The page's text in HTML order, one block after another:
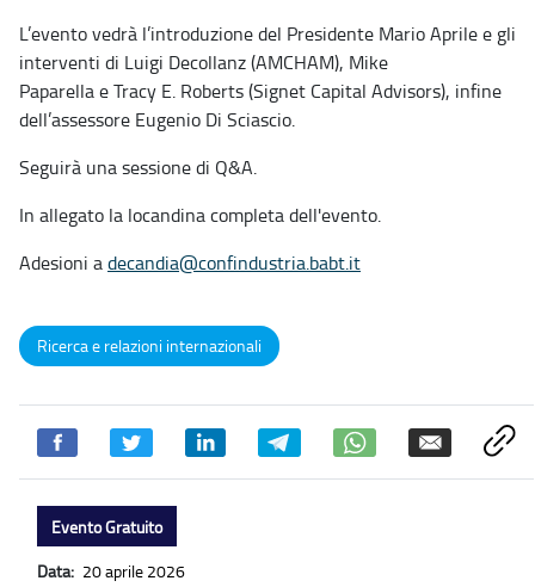
L’evento vedrà l’introduzione del Presidente Mario Aprile e gli
interventi di Luigi Decollanz (AMCHAM), Mike
Paparella e Tracy E. Roberts (Signet Capital Advisors), infine
dell’assessore Eugenio Di Sciascio.
Seguirà una sessione di Q&A.
In allegato la locandina completa dell'evento.
Adesioni adecandia@confindustria.babt.it
Ricerca e relazioni internazionali
Evento Gratuito
Data: 20 aprile 2026